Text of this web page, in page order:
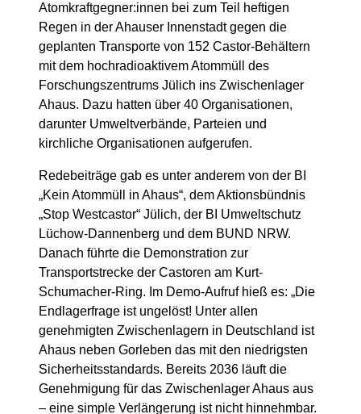
Atomkraftgegner:innen bei zum Teil heftigen
Regen in der Ahauser Innenstadt gegen die
geplanten Transporte von 152 Castor-Behältern
mit dem hochradioaktivem Atommüll des
Forschungszentrums Jülich ins Zwischenlager
Ahaus. Dazu hatten über 40 Organisationen,
darunter Umweltverbände, Parteien und
kirchliche Organisationen aufgerufen.
Redebeiträge gab es unter anderem von der BI
„Kein Atommüll in Ahaus“, dem Aktionsbündnis
„Stop Westcastor“ Jülich, der BI Umweltschutz
Lüchow-Dannenberg und dem BUND NRW.
Danach führte die Demonstration zur
Transportstrecke der Castoren am Kurt-
Schumacher-Ring. Im Demo-Aufruf hieß es: „Die
Endlagerfrage ist ungelöst! Unter allen
genehmigten Zwischenlagern in Deutschland ist
Ahaus neben Gorleben das mit den niedrigsten
Sicherheitsstandards. Bereits 2036 läuft die
Genehmigung für das Zwischenlager Ahaus aus
– eine simple Verlängerung ist nicht hinnehmbar.